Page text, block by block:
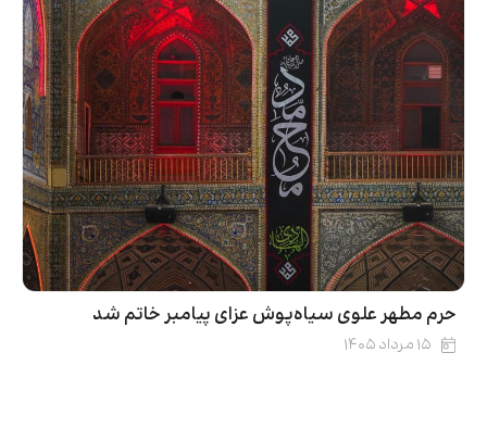
حرم مطهر علوی سیاه‌پوش عزای پیامبر خاتم شد
۱۵ مرداد ۱۴۰۵